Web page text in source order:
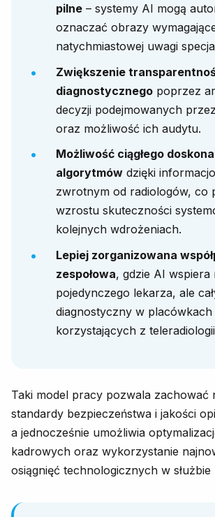
pilne – systemy AI mogą
oznaczać obrazy
natychmiastowej uwagi
Zwiększenie
diagnostycznego poprzez
decyzji podejmowanych
oraz możliwość ich audytu.
Możliwość ciągłego
algorytmów dzięki
zwrotnym od radiologów, co
wzrostu skuteczności
kolejnych wdrożeniach.
Lepiej zorganizowana
zespołowa, gdzie AI wspiera
pojedynczego lekarza, ale
diagnostyczny w placówkach
korzystających z
Taki model pracy pozwala zachować
standardy bezpieczeństwa i jakości
a jednocześnie umożliwia
kadrowych oraz wykorzystanie
osiągnięć technologicznych w służbie